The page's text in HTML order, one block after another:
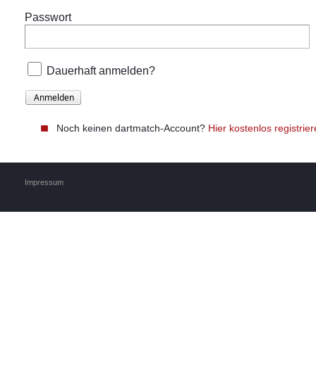
Passwort
Dauerhaft anmelden?
Noch keinen dartmatch-Account? Hier kostenlos
Impressum